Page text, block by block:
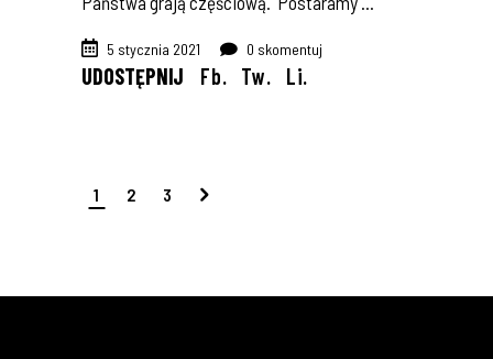
5 stycznia 2021 0 skomentuj
UDOSTĘPNIJ Fb. Tw. Li.
1 2 3